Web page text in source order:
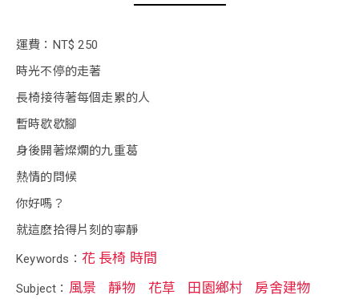
運費：NT$ 250
時光不停的走著
長椅接待著每個走累的人
暫時歇歇腳
身後開著燦爛的九重葛
熱情的問候
你好嗎？
就這麽拾得片刻的寧靜
Keywords： 花 長椅 時間
Subject： 風景 靜物 花草 田園鄉村 房舍建物